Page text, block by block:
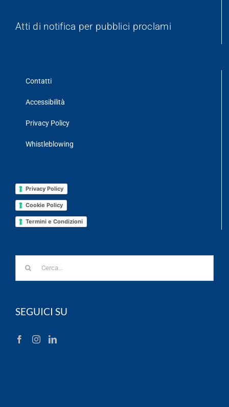
Atti di notifica per pubblici proclami
Contatti
Accessibilità
Privacy Policy
Whistleblowing
Privacy Policy
Cookie Policy
Termini e Condizioni
Cerca
per:
SEGUICI SU